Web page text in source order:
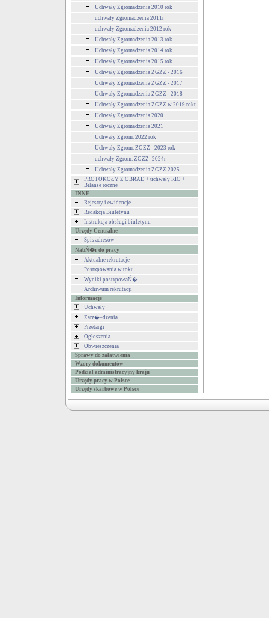
Uchwały Zgromadzenia 2010 rok
uchwały Zgromadzenia 2011r
uchwały Zgromadzenia 2012 rok
Uchwały Zgromadzenia 2013 rok
Uchwały Zgromadzenia 2014 rok
Uchwały Zgromadzenia 2015 rok
Uchwały Zgromadzenia ZGZZ - 2016
Uchwały Zgromadzenia ZGZZ - 2017
Uchwały Zgromadzenia ZGZZ - 2018
Uchwały Zgromadzenia ZGZZ w 2019 roku
Uchwały Zgromadzenia 2020
Uchwały Zgromadzenia 2021
Uchwały Zgrom. 2022 rok
Uchwały Zgrom. ZGZZ - 2023 rok
uchwały Zgrom. ZGZZ -2024r
Uchwały Zgromadzenia ZGZZ 2025
PROTOKOŁY Z OBRAD + uchwały RIO +
Bilanse roczne
INNE
Rejestry i ewidencje
Redakcja Biuletynu
Instrukcja obsługi biuletynu
Urzędy Centralne
Spis adresów
NabŃ�r do pracy
Aktualne rekrutacje
Postкpowania w toku
Wyniki postкpowaŃ�
Archiwum rekrutacji
Informacje
Uchwały
Zarz�–dzenia
Przetargi
Ogłoszenia
Obwieszczenia
Sprawy do załatwienia
Wzory dokumentów
Podział administracyjny kraju
Urzędy pracy w Polsce
Urzędy skarbowe w Polsce